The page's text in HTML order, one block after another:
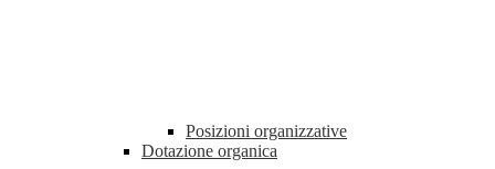
Posizioni organizzative
Dotazione organica